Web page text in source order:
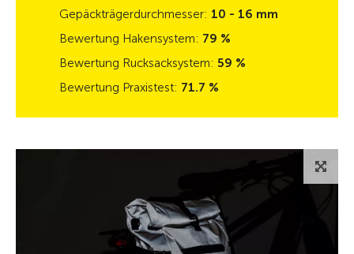
Gepäckträgerdurchmesser: 10 - 16 mm
Bewertung Hakensystem: 79 %
Bewertung Rucksacksystem: 59 %
Bewertung Praxistest: 71.7 %